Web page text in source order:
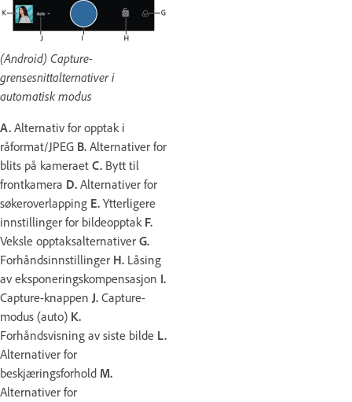
(Android) Capture-
grensesnittalternativer i
automatisk modus
A. Alternativ for opptak i
råformat/JPEG B. Alternativer for
blits på kameraet C. Bytt til
frontkamera D. Alternativer for
søkeroverlapping E. Ytterligere
innstillinger for bildeopptak F.
Veksle opptaksalternativer G.
Forhåndsinnstillinger H. Låsing
av eksponeringskompensasjon I.
Capture-knappenJ. Capture-
modus (auto) K.
Forhåndsvisning av siste bilde L.
Alternativer for
beskjæringsforhold M.
Alternativer for